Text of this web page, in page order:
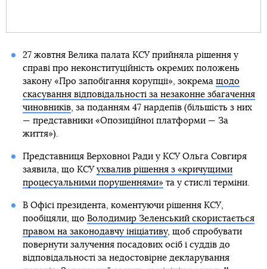
27 жовтня Велика палата КСУ прийняла рішення у
справі про неконституційність окремих положень
закону «Про запобігання корупції», зокрема щодо
скасування відповідальності за незаконне збагачення
чиновників, за поданням 47 нардепів (більшість з них
— представники «Опозиційної платформи — За
життя»).
Представниця Верховної Ради у КСУ Ольга Совгиря
заявила, що КСУ ухвалив рішення з «кричущими
процесуальними порушеннями»та у стислі терміни.
В Офісі президента, коментуючи рішення КСУ,
пообіцяли, що Володимир Зеленський скористається
правом на законодавчу ініціативу, щоб спробувати
повернути залучення посадових осіб і суддів до
відповідальності за недостовірне декларування